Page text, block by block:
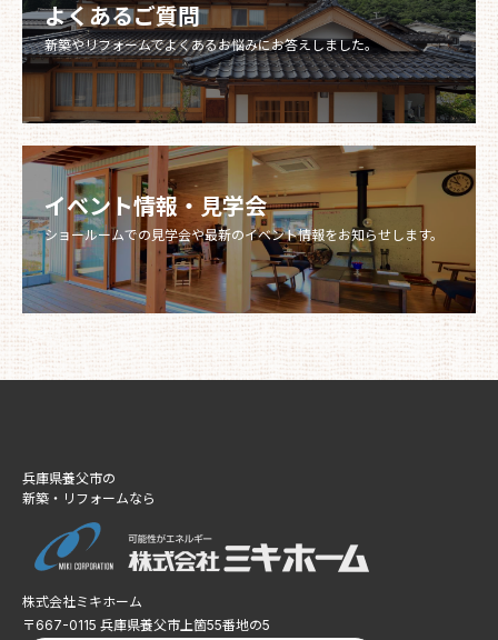
よくあるご質問
新築やリフォームでよくあるお悩みにお答えしました。​​​​​​​
イベント情報・見学会
ショールームでの見学会や最新のイベント情報をお知らせします。
兵庫県養父市の
新築・リフォームなら
株式会社ミキホーム
〒667-0115 兵庫県養父市上箇55番地の5​​​​​​​